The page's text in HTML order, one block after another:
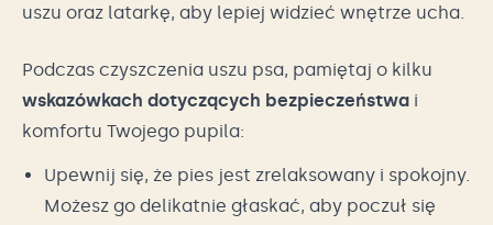
uszu oraz latarkę, aby lepiej widzieć wnętrze ucha.
Podczas czyszczenia uszu psa, pamiętaj o kilku
wskazówkach dotyczących bezpieczeństwa i
komfortu Twojego pupila:
Upewnij się, że pies jest zrelaksowany i spokojny.
Możesz go delikatnie głaskać, aby poczuł się